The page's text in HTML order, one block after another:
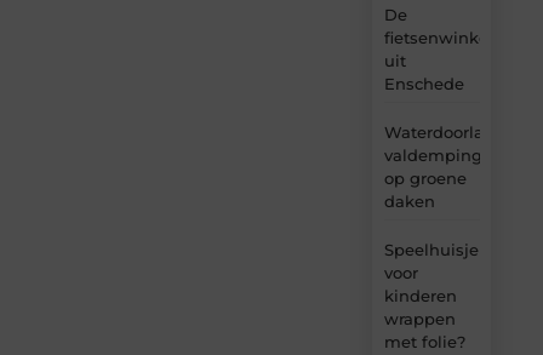
De
fietsenwinkel
uit
Enschede
Waterdoorlatende
valdemping
op groene
daken
Speelhuisje
voor
kinderen
wrappen
met folie?